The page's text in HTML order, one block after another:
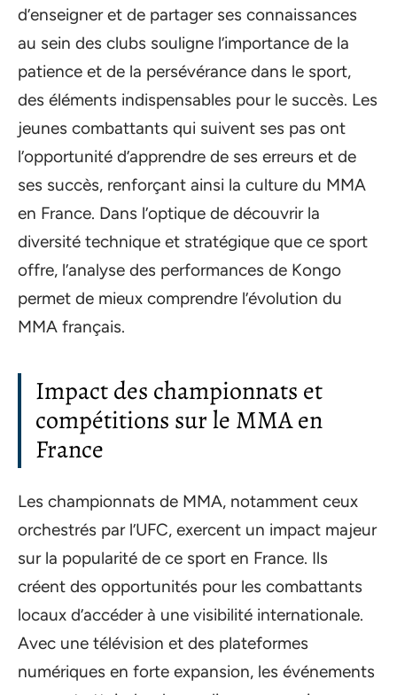
d’enseigner et de partager ses connaissances
au sein des clubs souligne l’importance de la
patience et de la persévérance dans le sport,
des éléments indispensables pour le succès. Les
jeunes combattants qui suivent ses pas ont
l’opportunité d’apprendre de ses erreurs et de
ses succès, renforçant ainsi la culture du MMA
en France. Dans l’optique de découvrir la
diversité technique et stratégique que ce sport
offre, l’analyse des performances de Kongo
permet de mieux comprendre l’évolution du
MMA français.
Impact des championnats et
compétitions sur le MMA en
France
Les championnats de MMA, notamment ceux
orchestrés par l’UFC, exercent un impact majeur
sur la popularité de ce sport en France. Ils
créent des opportunités pour les combattants
locaux d’accéder à une visibilité internationale.
Avec une télévision et des plateformes
numériques en forte expansion, les événements